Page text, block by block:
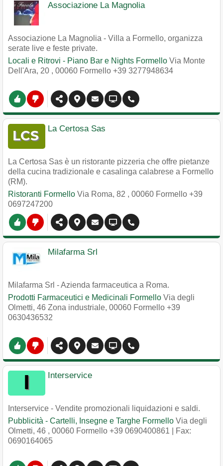
Associazione La Magnolia
Associazione La Magnolia - Villa a Formello, organizza
serate live e feste private.
Locali e Ritrovi - Piano Bar e Nights Formello Via Monte
Dell'Ara, 20 , 00060 Formello +39 3277948634
La Certosa Sas
La Certosa Sas è un ristorante pizzeria che offre pietanze
della cucina tradizionale e casalinga calabrese a Formello
(RM).
Ristoranti Formello Via Roma, 82 , 00060 Formello +39
0697247200
Milafarma Srl
Milafarma Srl - Azienda farmaceutica a Roma.
Prodotti Farmaceutici e Medicinali Formello Via degli
Olmetti, 46 Zona industriale, 00060 Formello +39
0630436532
Interservice
Interservice - Vendite promozionali liquidazioni e saldi.
Pubblicità - Cartelli, Insegne e Targhe Formello Via degli
Olmetti, 46 , 00060 Formello +39 0690400861 | Fax:
0690164065